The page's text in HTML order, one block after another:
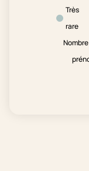
Très
rare